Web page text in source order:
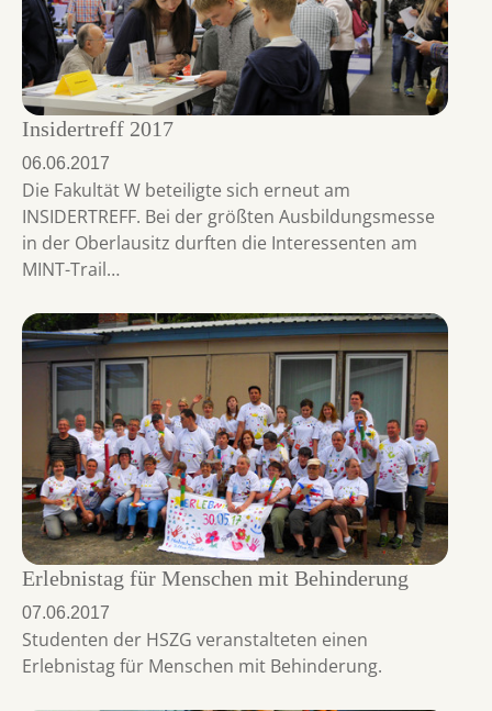
Insidertreff 2017
06.06.2017
Die Fakultät W beteiligte sich erneut am
INSIDERTREFF. Bei der größten Ausbildungsmesse
in der Oberlausitz durften die Interessenten am
MINT-Trail…
Erlebnistag für Menschen mit Behinderung
07.06.2017
Studenten der HSZG veranstalteten einen
Erlebnistag für Menschen mit Behinderung.